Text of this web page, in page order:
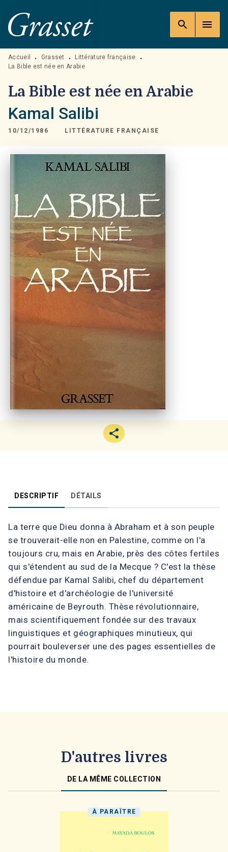
MENU RECHERCHE
PIED DE PAGE
search menu
Accueil • Grasset • Littérature française
•
La Bible est née en Arabie
La Bible est née en Arabie
Kamal Salibi
10/12/1986 LITTÉRATURE FRANÇAISE
DESCRIPTIF DÉTAILS
La terre que Dieu donna à Abraham et à son peuple
se trouverait-elle non en Palestine, comme on l'a
toujours cru, mais en Arabie, près des côtes fertiles
qui s'étendent au sud de la Mecque ? C'est la thèse
défendue par Kamal Salibi, chef du département
d'histoire et d'archéologie de l'université
américaine de Beyrouth. Thèse révolutionnaire,
mais scientifiquement fondée sur des travaux
linguistiques et géographiques minutieux, qui
pourrait bouleverser une des pages essentielles de
l'histoire du monde.
D'autres livres
DE LA MÊME COLLECTION
À PARAÎTRE